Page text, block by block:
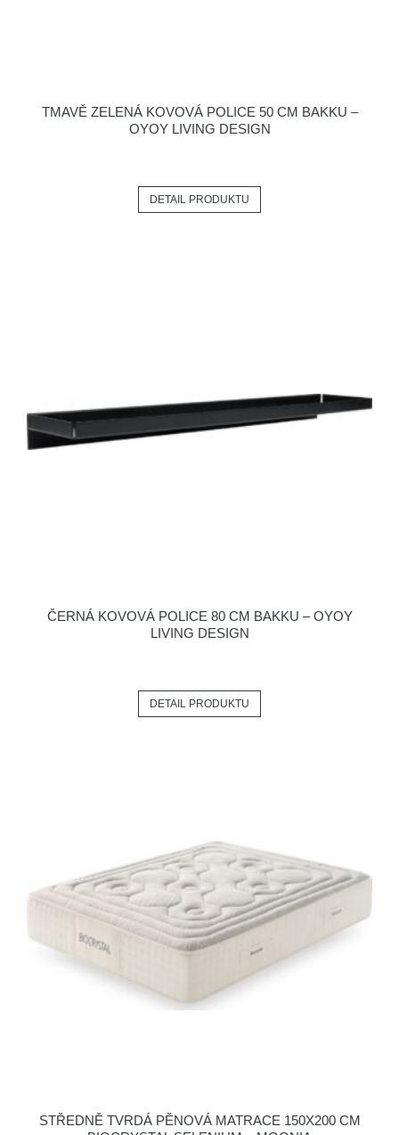
TMAVĚ ZELENÁ KOVOVÁ POLICE 50 CM BAKKU –
OYOY LIVING DESIGN
DETAIL PRODUKTU
ČERNÁ KOVOVÁ POLICE 80 CM BAKKU – OYOY
LIVING DESIGN
DETAIL PRODUKTU
STŘEDNĚ TVRDÁ PĚNOVÁ MATRACE 150X200 CM